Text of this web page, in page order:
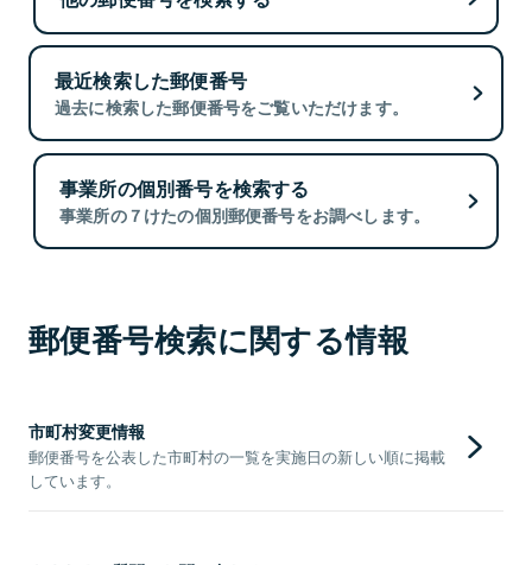
最近検索した郵便番号
過去に検索した郵便番号をご覧いただけます。
事業所の個別番号を検索する
事業所の７けたの個別郵便番号をお調べします。
郵便番号検索に関する情報
市町村変更情報
郵便番号を公表した市町村の一覧を実施日の新しい順に掲載
しています。